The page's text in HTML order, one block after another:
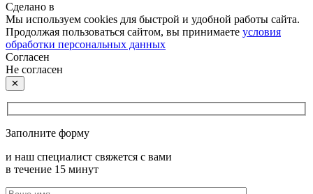
Сделано в
Мы используем cookies для быстрой и удобной работы сайта.
Продолжая пользоваться сайтом, вы принимаете условия
обработки персональных данных
Согласен
Не согласен
✕
Заполните форму
и наш специалист свяжется с вами
в течение 15 минут